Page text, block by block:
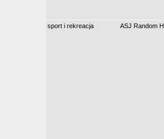
sport i rekreacja ASJ Random